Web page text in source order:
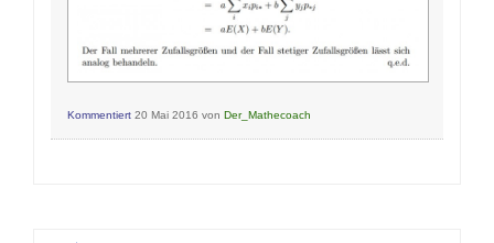
Kommentiert 20 Mai 2016 von Der_Mathecoach